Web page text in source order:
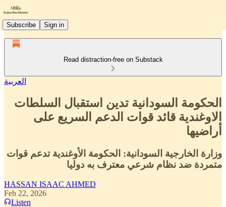
Subscribe Sign in
Read distraction-free on Substack
العربية
الحكومة السودانية تدين استقبال السلطات
الاوغندية قائد قوات الدعم السريع على
أراضيها
وزارة الخارجية السودانية: الحكومة الأوغندية تدعم قوات
متمردة ضد نظام شرعي معترف به دوليا
HASSAN ISAAC AHMED
Feb 22, 2026
Listen